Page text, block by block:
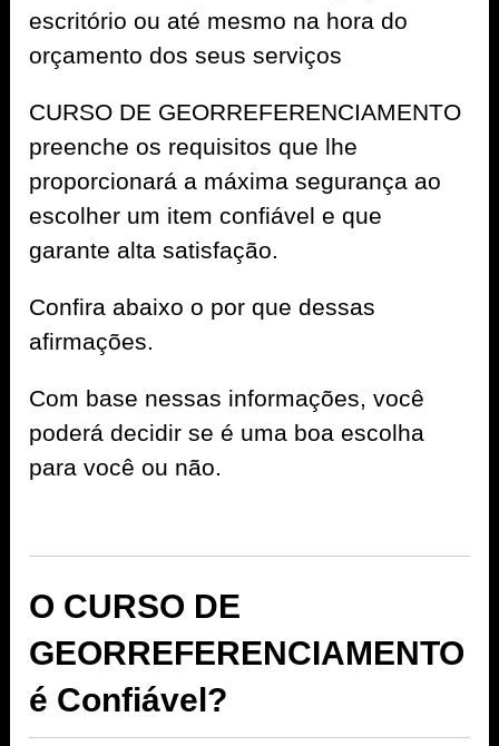
escritório ou até mesmo na hora do
orçamento dos seus serviços
CURSO DE GEORREFERENCIAMENTO
preenche os requisitos que lhe
proporcionará a máxima segurança ao
escolher um item confiável e que
garante alta satisfação.
Confira abaixo o por que dessas
afirmações.
Com base nessas informações, você
poderá decidir se é uma boa escolha
para você ou não.
O CURSO DE
GEORREFERENCIAMENTO
é Confiável?